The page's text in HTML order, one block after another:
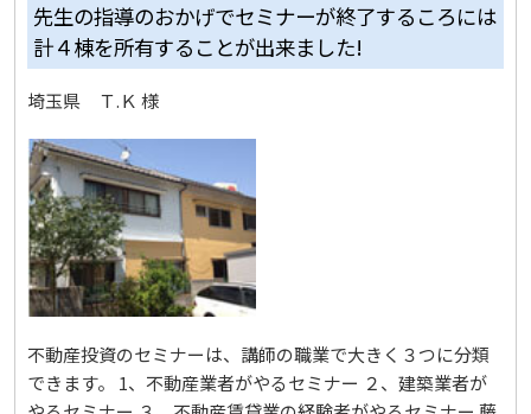
先生の指導のおかげでセミナーが終了するころには
計４棟を所有することが出来ました!
埼玉県 Ｔ.Ｋ 様
不動産投資のセミナーは、講師の職業で大きく３つに分類
できます。 1、不動産業者がやるセミナー ２、建築業者が